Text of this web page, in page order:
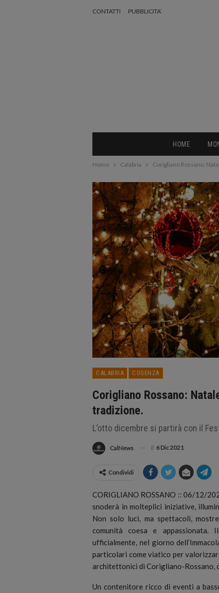
CONTATTI PUBBLICITA’
HOME
Home Calabria Corigliano Rossano:
CALABRIA COSENZA
Corigliano Rossano:
tradizione.
L’otto dicembre si partirà con il
CalNews il 6 Dic 2021
Condividi
CORIGLIANO ROSSANO :: 06/12/
snoderà in molteplici iniziative,
Non solo luci, ma spettacoli,
comunità coesa e appassionata.
ufficialmente, nel giorno
particolari come viatico per
architettonici di Corigliano-Rossano,
Un contenitore ricco di eventi a